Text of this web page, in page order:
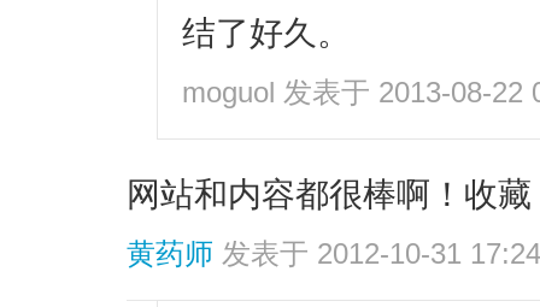
结了好久。
moguol 发表于 2013-08-22
网站和内容都很棒啊！收藏
黄药师 发表于 2012-10-31 17:24